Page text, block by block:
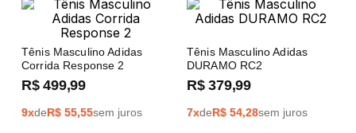
Tênis Masculino Adidas
Corrida Response 2
R$ 499,99
9xdeR$ 55,55sem juros
Tênis Masculino Adidas
DURAMO RC2
R$ 379,99
7xdeR$ 54,28sem juros